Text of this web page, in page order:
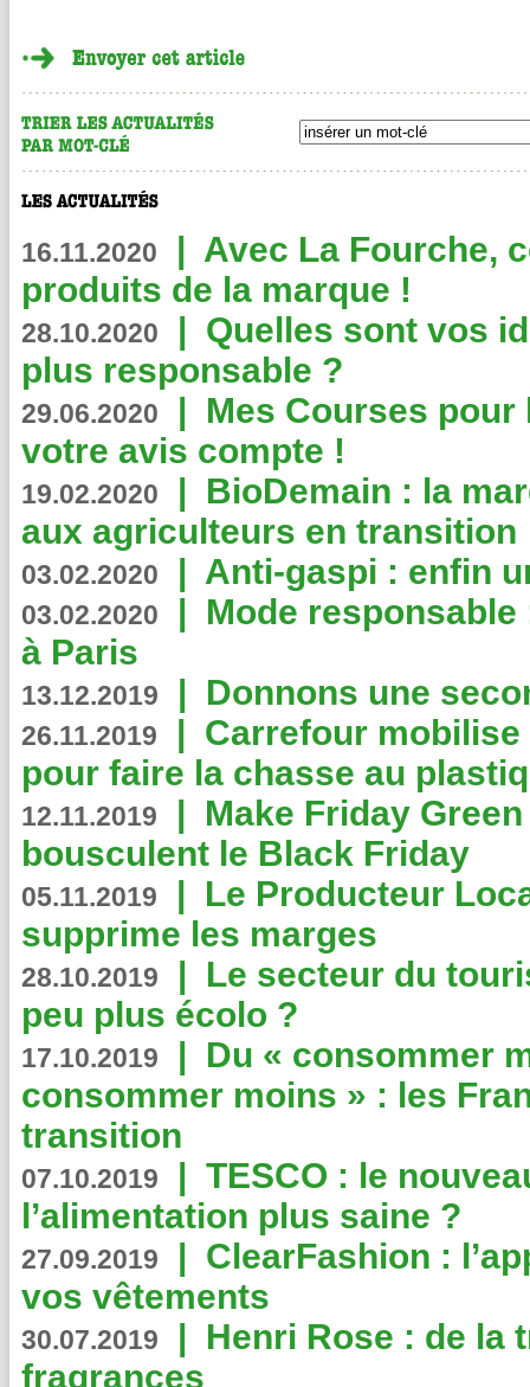
16.11.2020 | Avec La Fourche,
produits de la marque !
28.10.2020 | Quelles sont vos
plus responsable ?
29.06.2020 | Mes Courses pour
votre avis compte !
19.02.2020 | BioDemain : la
aux agriculteurs en transition
03.02.2020 | Anti-gaspi : enfin
03.02.2020 | Mode
à Paris
13.12.2019 | Donnons une
26.11.2019 | Carrefour
pour faire la chasse au
12.11.2019 | Make Friday
bousculent le Black Friday
05.11.2019 | Le Producteur
supprime les marges
28.10.2019 | Le secteur du
peu plus écolo ?
17.10.2019 | Du « consommer
consommer moins » : les
transition
07.10.2019 | TESCO : le
l’alimentation plus saine ?
27.09.2019 | ClearFashion :
vos vêtements
30.07.2019 | Henri Rose : de la
fragrances